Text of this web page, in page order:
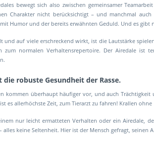
bewegt sich also zwischen gemeinsamer
Charakter nicht berücksichtigt – und manchmal
Humor und der bereits erwähnten Geduld. Und es
und auf viele erschreckend wirkt, ist die Lautstärke
zum normalen Verhaltensrepertoire. Der Airedale ist
die robuste Gesundheit der Rasse.
kommen überhaupt häufiger vor, und auch
es allerhöchste Zeit, zum Tierarzt zu fahren! Krallen
nur leicht ermatteten Verhalten oder ein Airedale,
alles keine Seltenheit. Hier ist der Mensch gefragt, seinen